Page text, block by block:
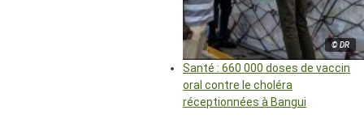
© DR
Santé : 660 000 doses de vaccin
oral contre le choléra
réceptionnées à Bangui